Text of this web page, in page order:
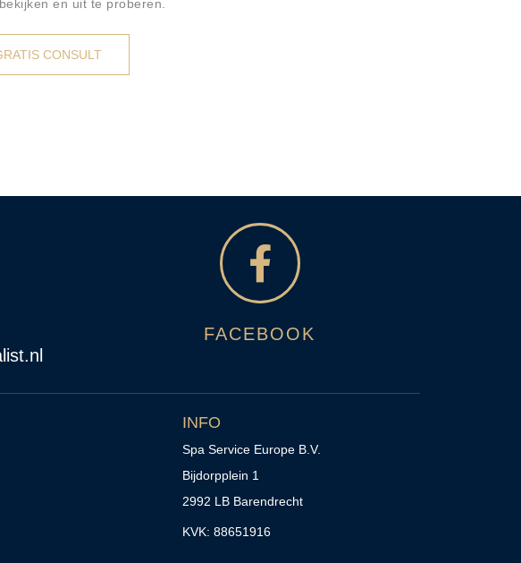
en uit te proberen.
CONSULT
FACEBOOK
INFO
Spa Service Europe B.V.
Bijdorpplein 1
2992 LB Barendrecht
KVK: 88651916